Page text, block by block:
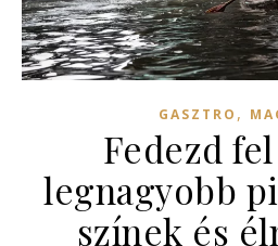
GASZTRO ,
Fedezd
legnagyobb
színek és